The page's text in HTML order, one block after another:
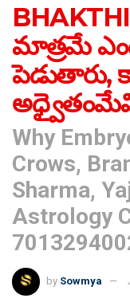
మాత్రమే
పెడుతారు,
Why
Crows,
Sharma,
Astrology
by Sowmya